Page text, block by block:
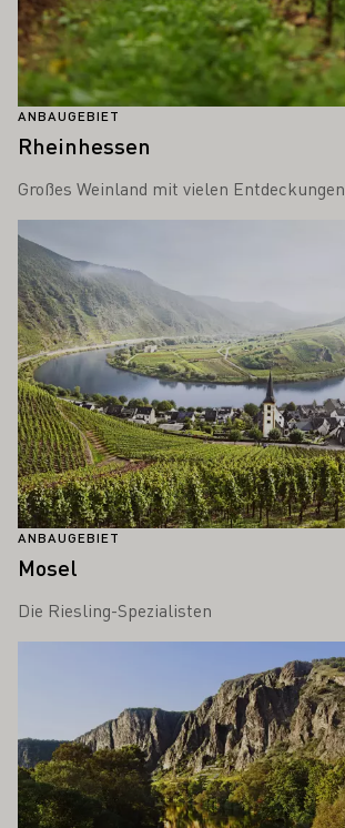
ANBAUGEBIET
Rheinhessen
Großes Weinland mit vielen Entdeckungen
ANBAUGEBIET
Mosel
Die Riesling-Spezialisten
Mehr erfahren